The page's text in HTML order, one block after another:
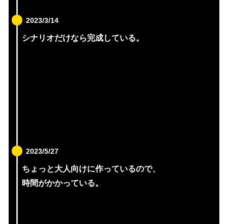
2023/3/14
シナリオだけなら完成している。
2023/5/27
ちょっと大人向けに作っているので、
時間がかかっている。